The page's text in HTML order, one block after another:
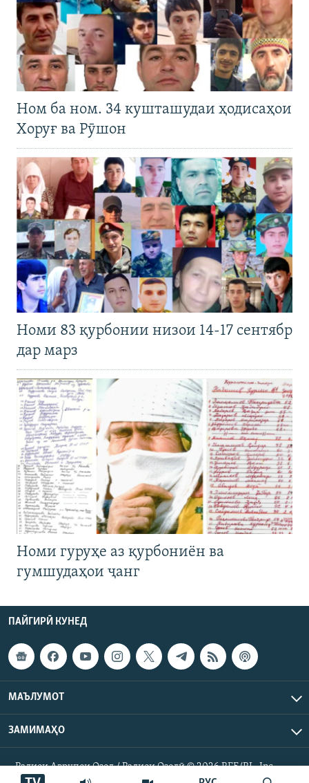
Ном ба ном. 34 кушташудаи ҳодисаҳои
Хоруғ ва Рӯшон
Номи 83 қурбонии низои 14-17 сентябр
дар марз
Номи гуруҳе аз қурбониён ва
гумшудаҳои ҷанг
ПАЙГИРӢ КУНЕД
МАЪЛУМОТ
ЗАМИМАҲО
Радиои Аврупои Озод / Радиои Озодӣ © 2026 RFE/RL. Inc.
Ҳамаи ҳуқуқ маҳфуз аст.